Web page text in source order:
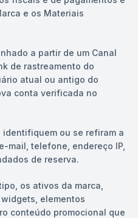
e os Materiais
a partir de um Canal
de rastreamento do
atual ou antigo do
conta verificada no
ou se refiram a
mail, telefone, endereço IP,
de reserva.
os ativos da marca,
elementos
conteúdo promocional que